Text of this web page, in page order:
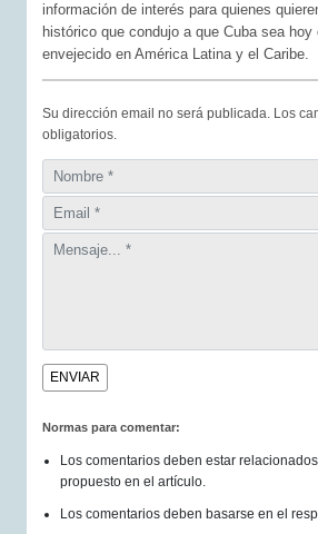
información de interés para quienes
histórico que condujo a que Cuba sea
envejecido en América Latina y el Caribe.
Su dirección email no será publicada. Los
obligatorios.
Normas para comentar:
Los comentarios deben estar
propuesto en el artículo.
Los comentarios deben basarse en el